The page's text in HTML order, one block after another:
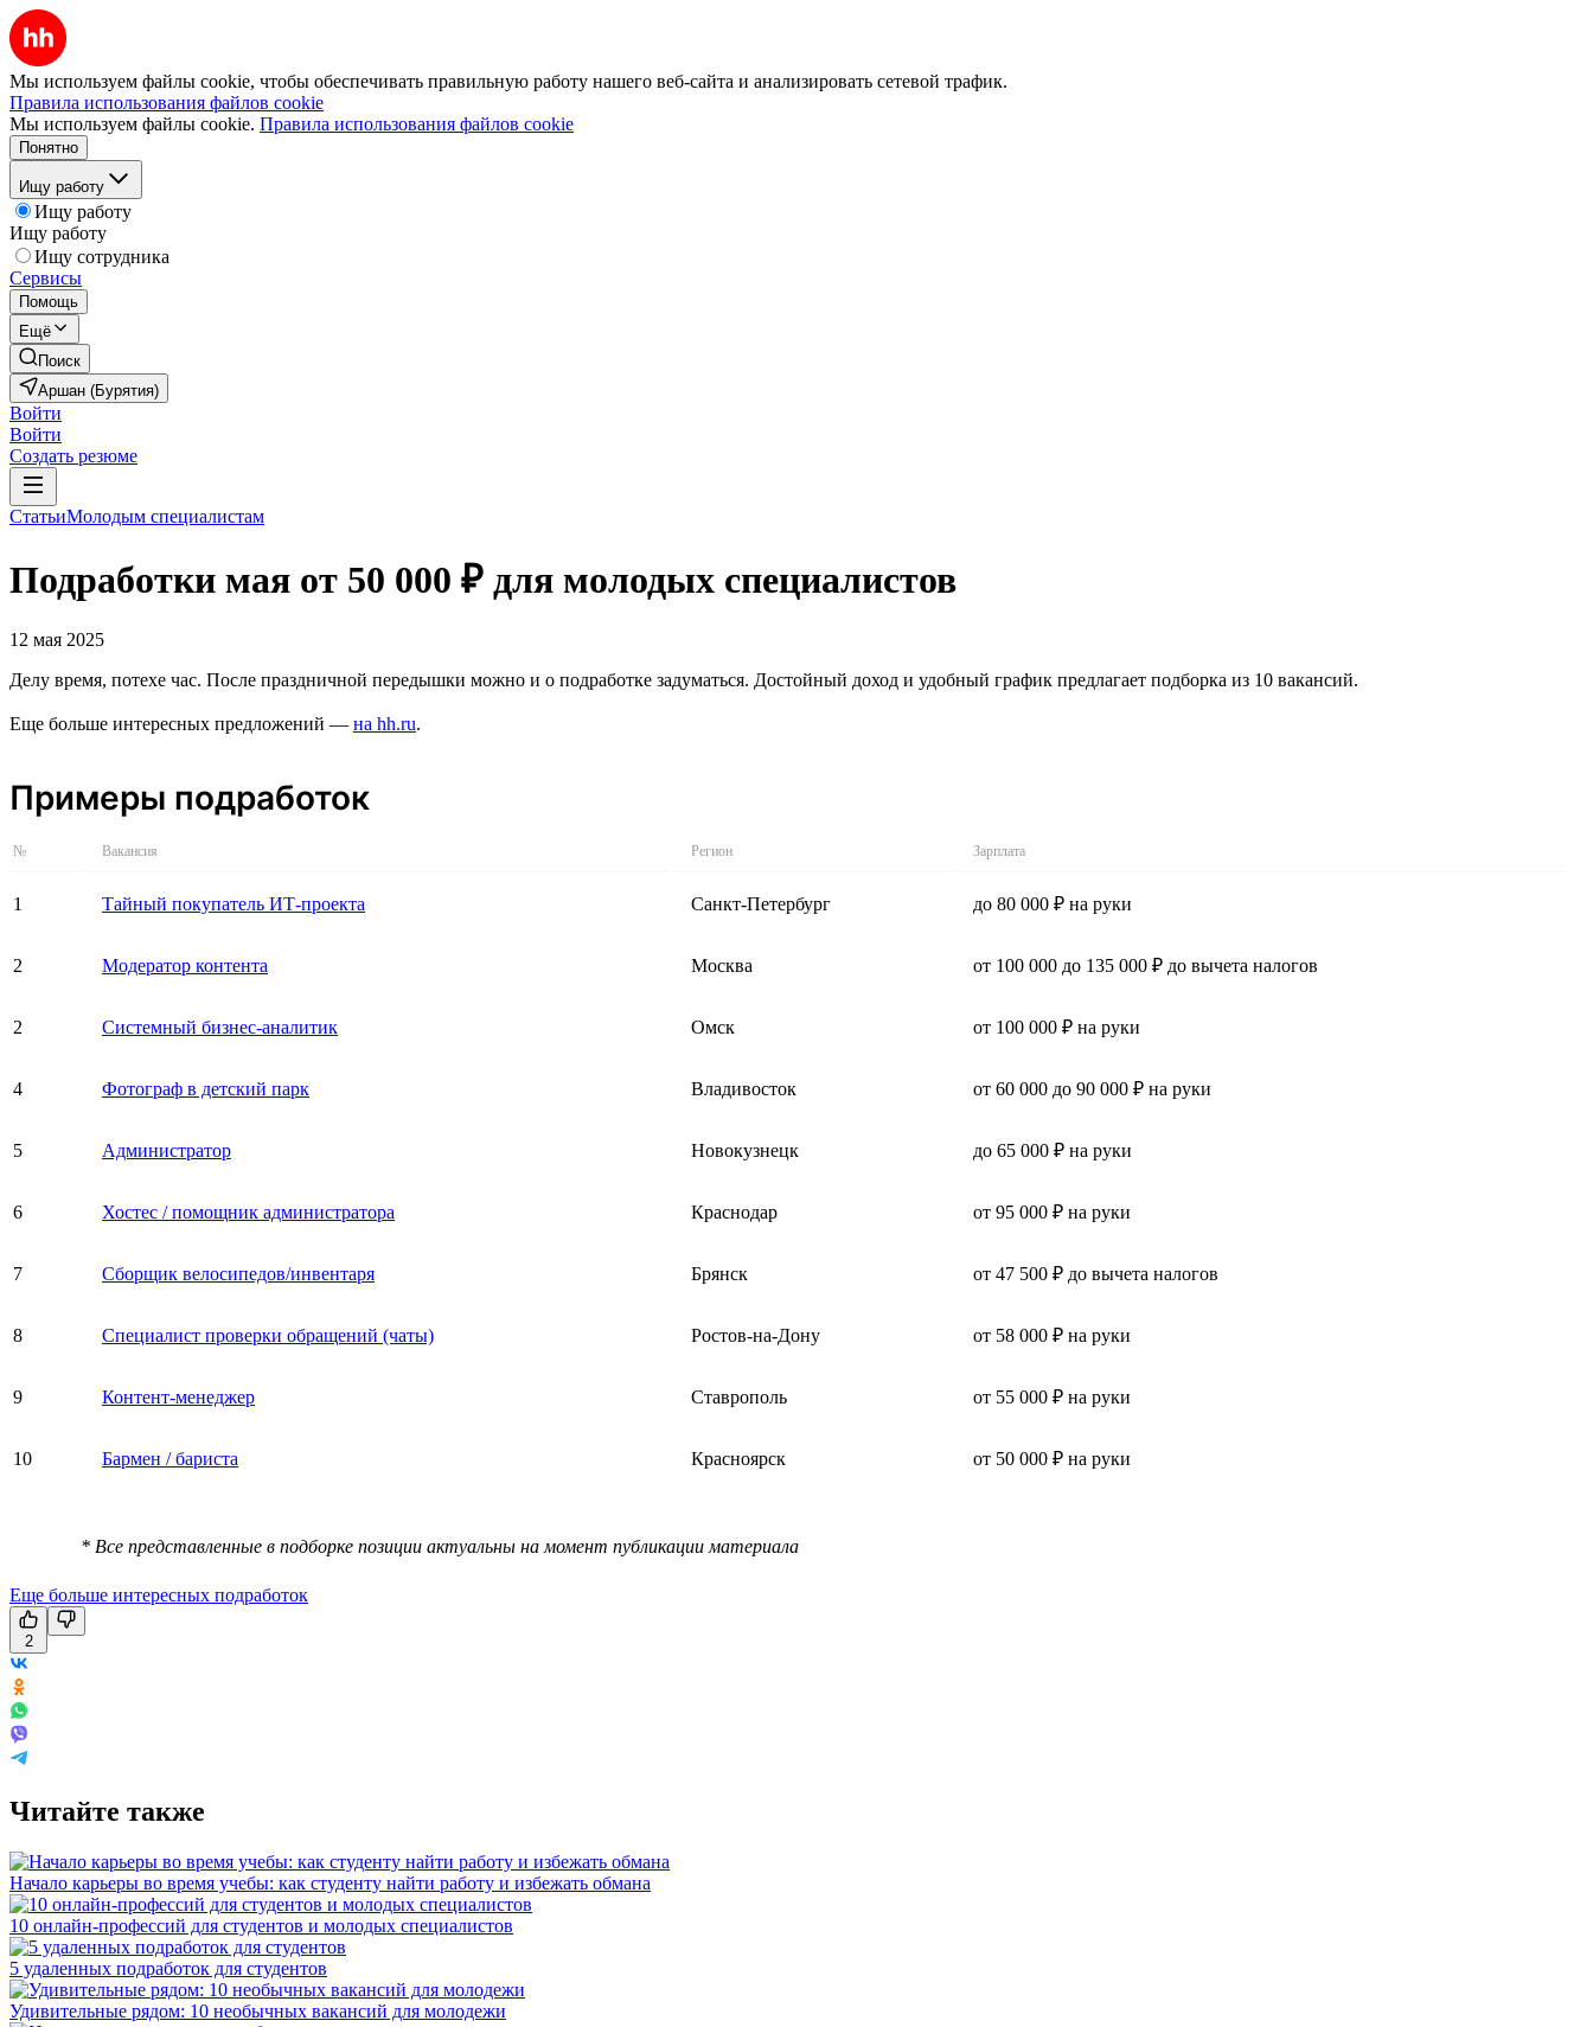
Мы используем файлы cookie, чтобы обеспечивать правильную работу нашего веб-сайта и анализировать сетевой трафик.
Правила использования файлов cookie
Мы используем файлы cookie. Правила использования файлов cookie
Понятно
Ищу работу
Ищу работу
Ищу работу
Ищу сотрудника
Сервисы
Помощь
Ещё
Поиск
Аршан (Бурятия)
Войти
Войти
Создать резюме
СтатьиМолодым специалистам
Подработки мая от 50 000 ₽ для молодых специалистов
12 мая 2025
Делу время, потехе час. После праздничной передышки можно и о подработке задуматься. Достойный доход и удобный график предлагает подборка из 10 вакансий.
Еще больше интересных предложений — на hh.ru.
Примеры подработок
№ Вакансия Регион Зарплата
1 Тайный покупатель ИТ-проекта Санкт-Петербург до 80 000 ₽ на руки
2 Модератор контента Москва от 100 000 до 135 000 ₽ до вычета налогов
2 Системный бизнес-аналитик Омск от 100 000 ₽ на руки
4 Фотограф в детский парк Владивосток от 60 000 до 90 000 ₽ на руки
5 Администратор Новокузнецк до 65 000 ₽ на руки
6 Хостес / помощник администратора Краснодар от 95 000 ₽ на руки
7 Сборщик велосипедов/инвентаря Брянск от 47 500 ₽ до вычета налогов
8 Специалист проверки обращений (чаты) Ростов-на-Дону от 58 000 ₽ на руки
9 Контент-менеджер Ставрополь от 55 000 ₽ на руки
10 Бармен / бариста Красноярск от 50 000 ₽ на руки
* Все представленные в подборке позиции актуальны на момент публикации материала
Еще больше интересных подработок
2
Читайте также
Начало карьеры во время учебы: как студенту найти работу и избежать обмана
10 онлайн-профессий для студентов и молодых специалистов
5 удаленных подработок для студентов
Удивительные рядом: 10 необычных вакансий для молодежи